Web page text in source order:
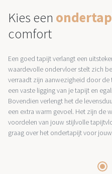
Kies een
comfort
Een goed tapijt verlangt een
waardevolle ondervloer stelt zich
verraadt zijn aanwezigheid door
een vaste ligging van je tapijt en
Bovendien verlengt het de
een extra warm gevoel. Het zijn de
voordelen van jouw stijlvolle
graag over het ondertapijt voor